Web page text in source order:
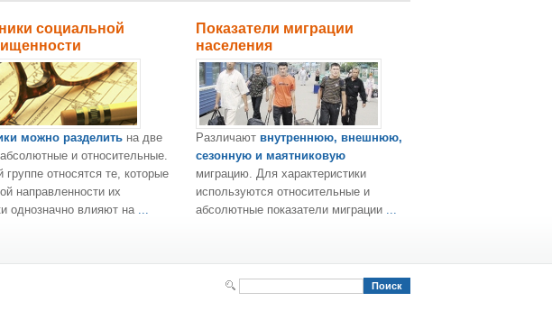
социальной
можно разделитьна две
и относительные.
группе относятся те, которые
направленности их
однозначно влияют на ...
Показатели миграции
населения
Различают внутреннюю, внешнюю,
сезонную и маятниковую
миграцию. Для характеристики
используются относительные и
абсолютные показатели миграции ...